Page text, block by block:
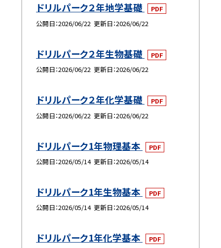
ドリルパーク２年地学基礎
PDF
公開日 2026/06/22 更新日 2026/06/22
ドリルパーク２年生物基礎
PDF
公開日 2026/06/22 更新日 2026/06/22
ドリルパーク２年化学基礎
PDF
公開日 2026/06/22 更新日 2026/06/22
ドリルパーク1年物理基本
PDF
公開日 2026/05/14 更新日 2026/05/14
ドリルパーク1年生物基本
PDF
公開日 2026/05/14 更新日 2026/05/14
ドリルパーク1年化学基本
PDF